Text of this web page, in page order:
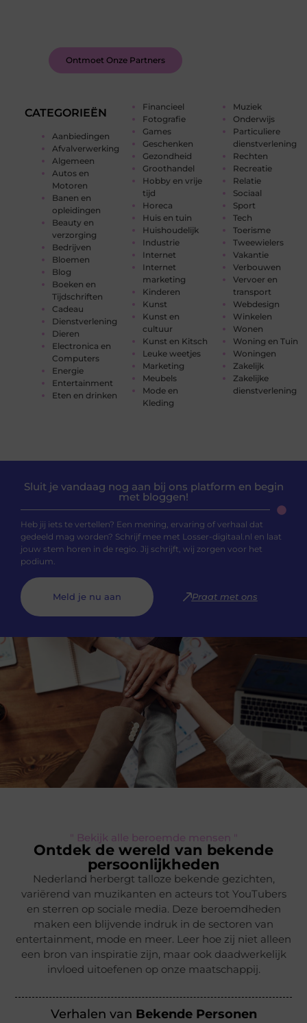
CATEGORIEËN
Aanbiedingen
Afvalverwerking
Algemeen
Autos en
Motoren
Banen en
opleidingen
Beauty en
verzorging
Bedrijven
Bloemen
Blog
Boeken en
Tijdschriften
Cadeau
Dienstverlening
Dieren
Electronica en
Computers
Energie
Entertainment
Eten en drinken
Financieel
Fotografie
Games
Geschenken
Gezondheid
Groothandel
Hobby en vrije
tijd
Horeca
Huis en tuin
Huishoudelijk
Industrie
Internet
Internet
marketing
Kinderen
Kunst
Kunst en
cultuur
Kunst en Kitsch
Leuke weetjes
Marketing
Meubels
Mode en
Kleding
Muziek
Onderwijs
Particuliere
dienstverlening
Rechten
Recreatie
Relatie
Sociaal
Sport
Tech
Toerisme
Tweewielers
Vakantie
Verbouwen
Vervoer en
transport
Webdesign
Winkelen
Wonen
Woning en Tuin
Woningen
Zakelijk
Zakelijke
dienstverlening
Ontmoet Onze Partners
Sluit je vandaag nog aan bij ons platform en begin
met bloggen!
Heb jij iets te vertellen? Een mening, ervaring of verhaal dat
gedeeld mag worden? Schrijf mee met Losser-digitaal.nl en laat
jouw stem horen in de regio. Jij schrijft, wij zorgen voor het
podium.
Meld je nu aan Praat met ons
" Bekijk alle beroemde mensen "
Ontdek de wereld van bekende
persoonlijkheden
Nederland herbergt talloze bekende gezichten,
variërend van muzikanten en acteurs tot YouTubers
en sterren op sociale media. Deze beroemdheden
maken een blijvende indruk in de sectoren van
entertainment, mode en meer. Leer hoe zij niet alleen
een bron van inspiratie zijn, maar ook daadwerkelijk
invloed uitoefenen op onze maatschappij.
Verhalen van Bekende Personen